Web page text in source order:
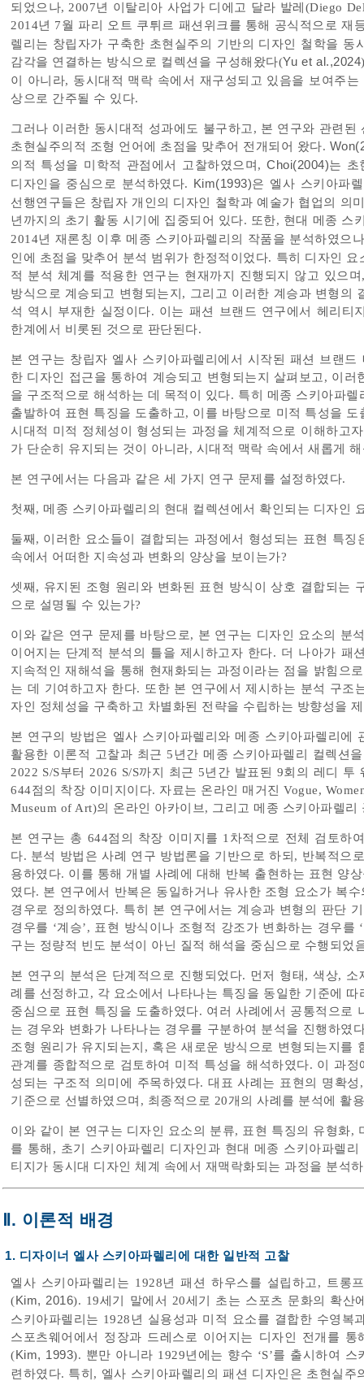
되었으나, 2007년 이탈리아 사업가 디에고 달라 발레(Diego
2014년 7월 파리 오트 쿠튀르 패션위크를 통해 공식적으로 재
렐리는 창립자가 구축한 초현실주의 기반의 디자인 철학을
감각을 연결하는 방식으로 컬렉션을 구성해왔다(Yu et al.,2024
이 아니라, 동시대적 맥락 속에서 재구성되고 있음을 보여주
상으로 간주될 수 있다.
그러나 이러한 동시대적 성과에도 불구하고, 본 연구와 관련
초현실주의적 조형 언어에 초점을 맞추어 전개되어 왔다.
의적 특성을 미학적 관점에서 고찰하였으며, Choi(2004)는 초
디자인을 중심으로 분석하였다.
Kim(1993)은 엘사 스키아파
선행연구들은 창립자 개인의 디자인 철학과 예술가 협업의 의
년까지의 초기 활동 시기에 집중되어 있다. 또한, 현대 메종 스
2014년 재론칭 이후 메종 스키아파렐리의 작품을 분석하였으
인에 초점을 맞추어 분석 범위가 한정적이었다. 특히 디자인
적 분석 체계를 적용한 연구는 현재까지 진행되지 않고 있으
방식으로 계승되고 변형되는지, 그리고 이러한 계승과 변형의
석 역시 부재한 실정이다. 이는 패션 브랜드 연구에서 헤리티
한계에서 비롯된 것으로 판단된다.
본 연구는 창립자 엘사 스키아파렐리에서 시작된 패션 브랜
한 디자인 접근을 통하여 계승되고 변형되는지 살펴보고, 이
을 구조적으로 해석하는 데 목적이 있다. 특히 메종 스키아파
출발하여 표현 특징을 도출하고, 이를 바탕으로 미적 특성을
시대적 미적 정체성이 형성되는 과정을 체계적으로 이해하고
가 단순히 유지되는 것이 아니라, 시대적 맥락 속에서 새롭게
본 연구에서는 다음과 같은 세 가지 연구 문제를 설정하였다.
첫째, 메종 스키아파렐리의 현대 컬렉션에서 확인되는 디자인
둘째, 이러한 요소들이 결합되는 과정에서 형성되는 표현 특
속에서 어떠한 지속성과 변화의 양상을 보이는가?
셋째, 유지된 조형 원리와 변화된 표현 방식이 상호 결합되는
으로 설명될 수 있는가?
이와 같은 연구 문제를 바탕으로, 본 연구는 디자인 요소의 분
이어지는 단계적 분석의 틀을 제시하고자 한다. 더 나아가 패
지속적인 재해석을 통해 현재화되는 과정이라는 점을 밝힘으
는 데 기여하고자 한다. 또한 본 연구에서 제시하는 분석 구
자인 정체성을 구축하고 차별화된 전략을 수립하는 방향성을
본 연구의 방법은 엘사 스키아파렐리와 메종 스키아파렐리
활용한 이론적 고찰과 최근 5년간 메종 스키아파렐리 컬렉션
2022 S/S부터 2026 S/S까지 최근 5년간 발표된 9회의 레디
644점의 착장 이미지이다. 자료는 온라인 매거진 Vogue,
Museum of Art)의 온라인 아카이브, 그리고 메종 스키아파렐
본 연구는 총 644점의 착장 이미지를 1차적으로 전체 검토하
다. 분석 방법은 사례 연구 방법론을 기반으로 하되, 반복적으
용하였다. 이를 통해 개별 사례에 대해 반복 출현하는 표현 양
였다. 본 연구에서 반복은 동일하거나 유사한 조형 요소가 복
경우로 정의하였다. 특히 본 연구에서는 계승과 변형의 판단
경우를 ‘계승’, 표현 방식이나 조형적 강조가 변화하는 경우
구는 정량적 빈도 분석이 아닌 질적 해석을 중심으로 수행되었
본 연구의 분석은 단계적으로 진행되었다. 먼저 형태, 색상,
례를 선정하고, 각 요소에서 나타나는 특징을 동일한 기준에
중심으로 표현 특징을 도출하였다. 여러 사례에서 공통적으로
는 경우와 변화가 나타나는 경우를 구분하여 분석을 진행하였
조형 원리가 유지되는지, 혹은 새로운 방식으로 변형되는지를
관계를 종합적으로 검토하여 미적 특성을 해석하였다. 이 과
성되는 구조적 의미에 주목하였다. 대표 사례는 표현의 명확
기준으로 선별하였으며, 최종적으로 20개의 사례를 분석에 활
이와 같이 본 연구는 디자인 요소의 분류, 표현 특징의 유형화
를 통해, 초기 스키아파렐리 디자인과 현대 메종 스키아파렐
티지가 동시대 디자인 체계 속에서 재맥락화되는 과정을 분석
Ⅱ. 이론적 배경
1. 디자이너 엘사 스키아파렐리에 대한 일반적 고찰
엘사 스키아파렐리는 1928년 패션 하우스를 설립하고, 트롱
(Kim, 2016). 19세기 말에서 20세기 초는 스포츠 문화의 확산
스키아파렐리는 1928년 실용성과 미적 요소를 결합한 수영
스포츠웨어에서 정장과 드레스로 이어지는 디자인 전개를
(Kim, 1993). 뿐만 아니라 1929년에는 향수 ‘S’를 출시하여
련하였다. 특히, 엘사 스키아파렐리의 패션 디자인은 초현실